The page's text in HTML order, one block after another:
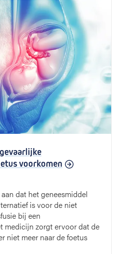
voorkomen
dat het geneesmiddel
is voor de niet
bij een
medicijn zorgt ervoor dat de
niet meer naar de foetus